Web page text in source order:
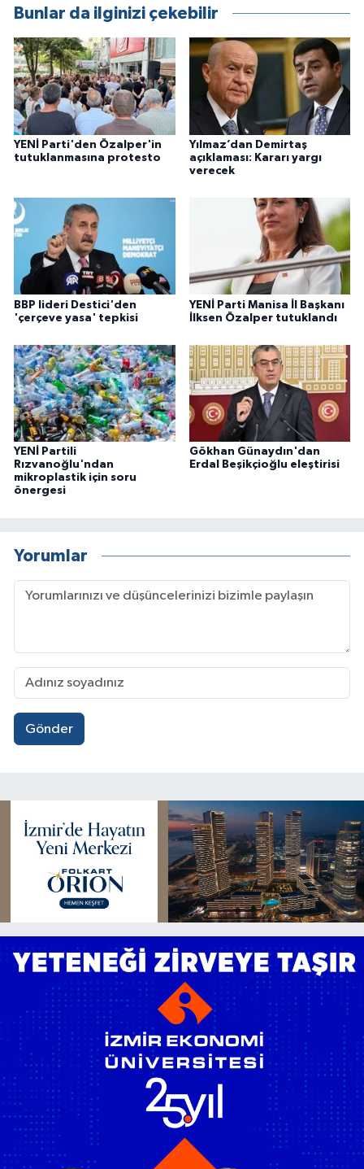
Bunlar da ilginizi çekebilir
YENİ Parti'den Özalper'in
tutuklanmasına protesto
Yılmaz’dan Demirtaş
açıklaması: Kararı yargı
verecek
BBP lideri Destici'den
'çerçeve yasa' tepkisi
YENİ Parti Manisa İl Başkanı
İlksen Özalper tutuklandı
YENİ Partili
Rızvanoğlu'ndan
mikroplastik için soru
önergesi
Gökhan Günaydın'dan
Erdal Beşikçioğlu eleştirisi
Yorumlar
Gönder